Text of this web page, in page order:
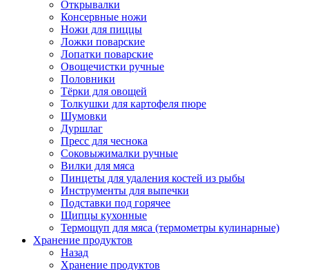
Открывалки
Консервные ножи
Ножи для пиццы
Ложки поварские
Лопатки поварские
Овощечистки ручные
Половники
Тёрки для овощей
Толкушки для картофеля пюре
Шумовки
Дуршлаг
Пресс для чеснока
Соковыжималки ручные
Вилки для мяса
Пинцеты для удаления костей из рыбы
Инструменты для выпечки
Подставки под горячее
Щипцы кухонные
Термощуп для мяса (термометры кулинарные)
Хранение продуктов
Назад
Хранение продуктов